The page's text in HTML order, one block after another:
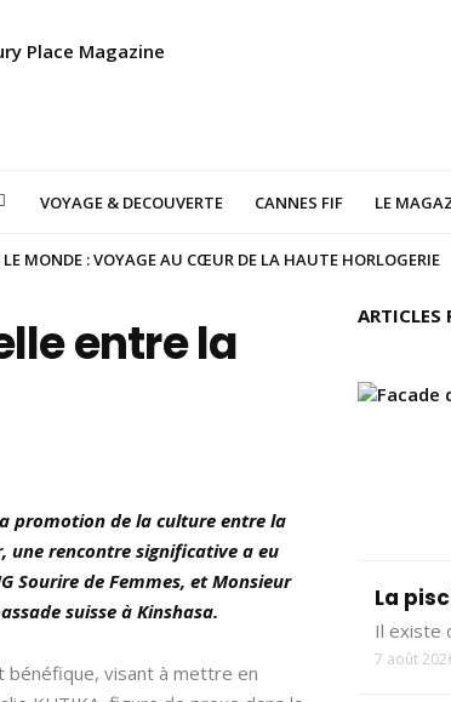
VOYAGE & DECOUVERTE CANNES FIF LE
MONDE : VOYAGE AU CŒUR DE LA HAUTE HORLOGERIE
entre la
promotion de la culture entre la
une rencontre significative a eu
Sourire de Femmes, et Monsieur
suisse à Kinshasa.
bénéfique, visant à mettre en
ARTICLES
La
Il existe
7 août